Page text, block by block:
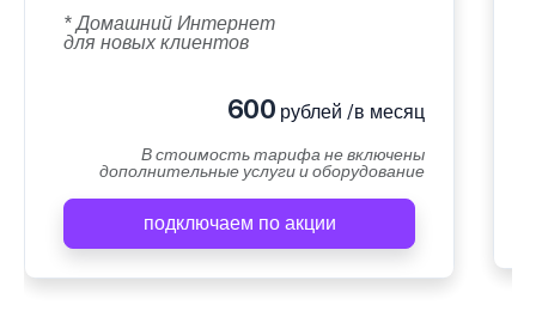
* Домашний Интернет
для новых клиентов
600 рублей /в месяц
В стоимость тарифа не включены
дополнительные услуги и оборудование
подключаем по акции